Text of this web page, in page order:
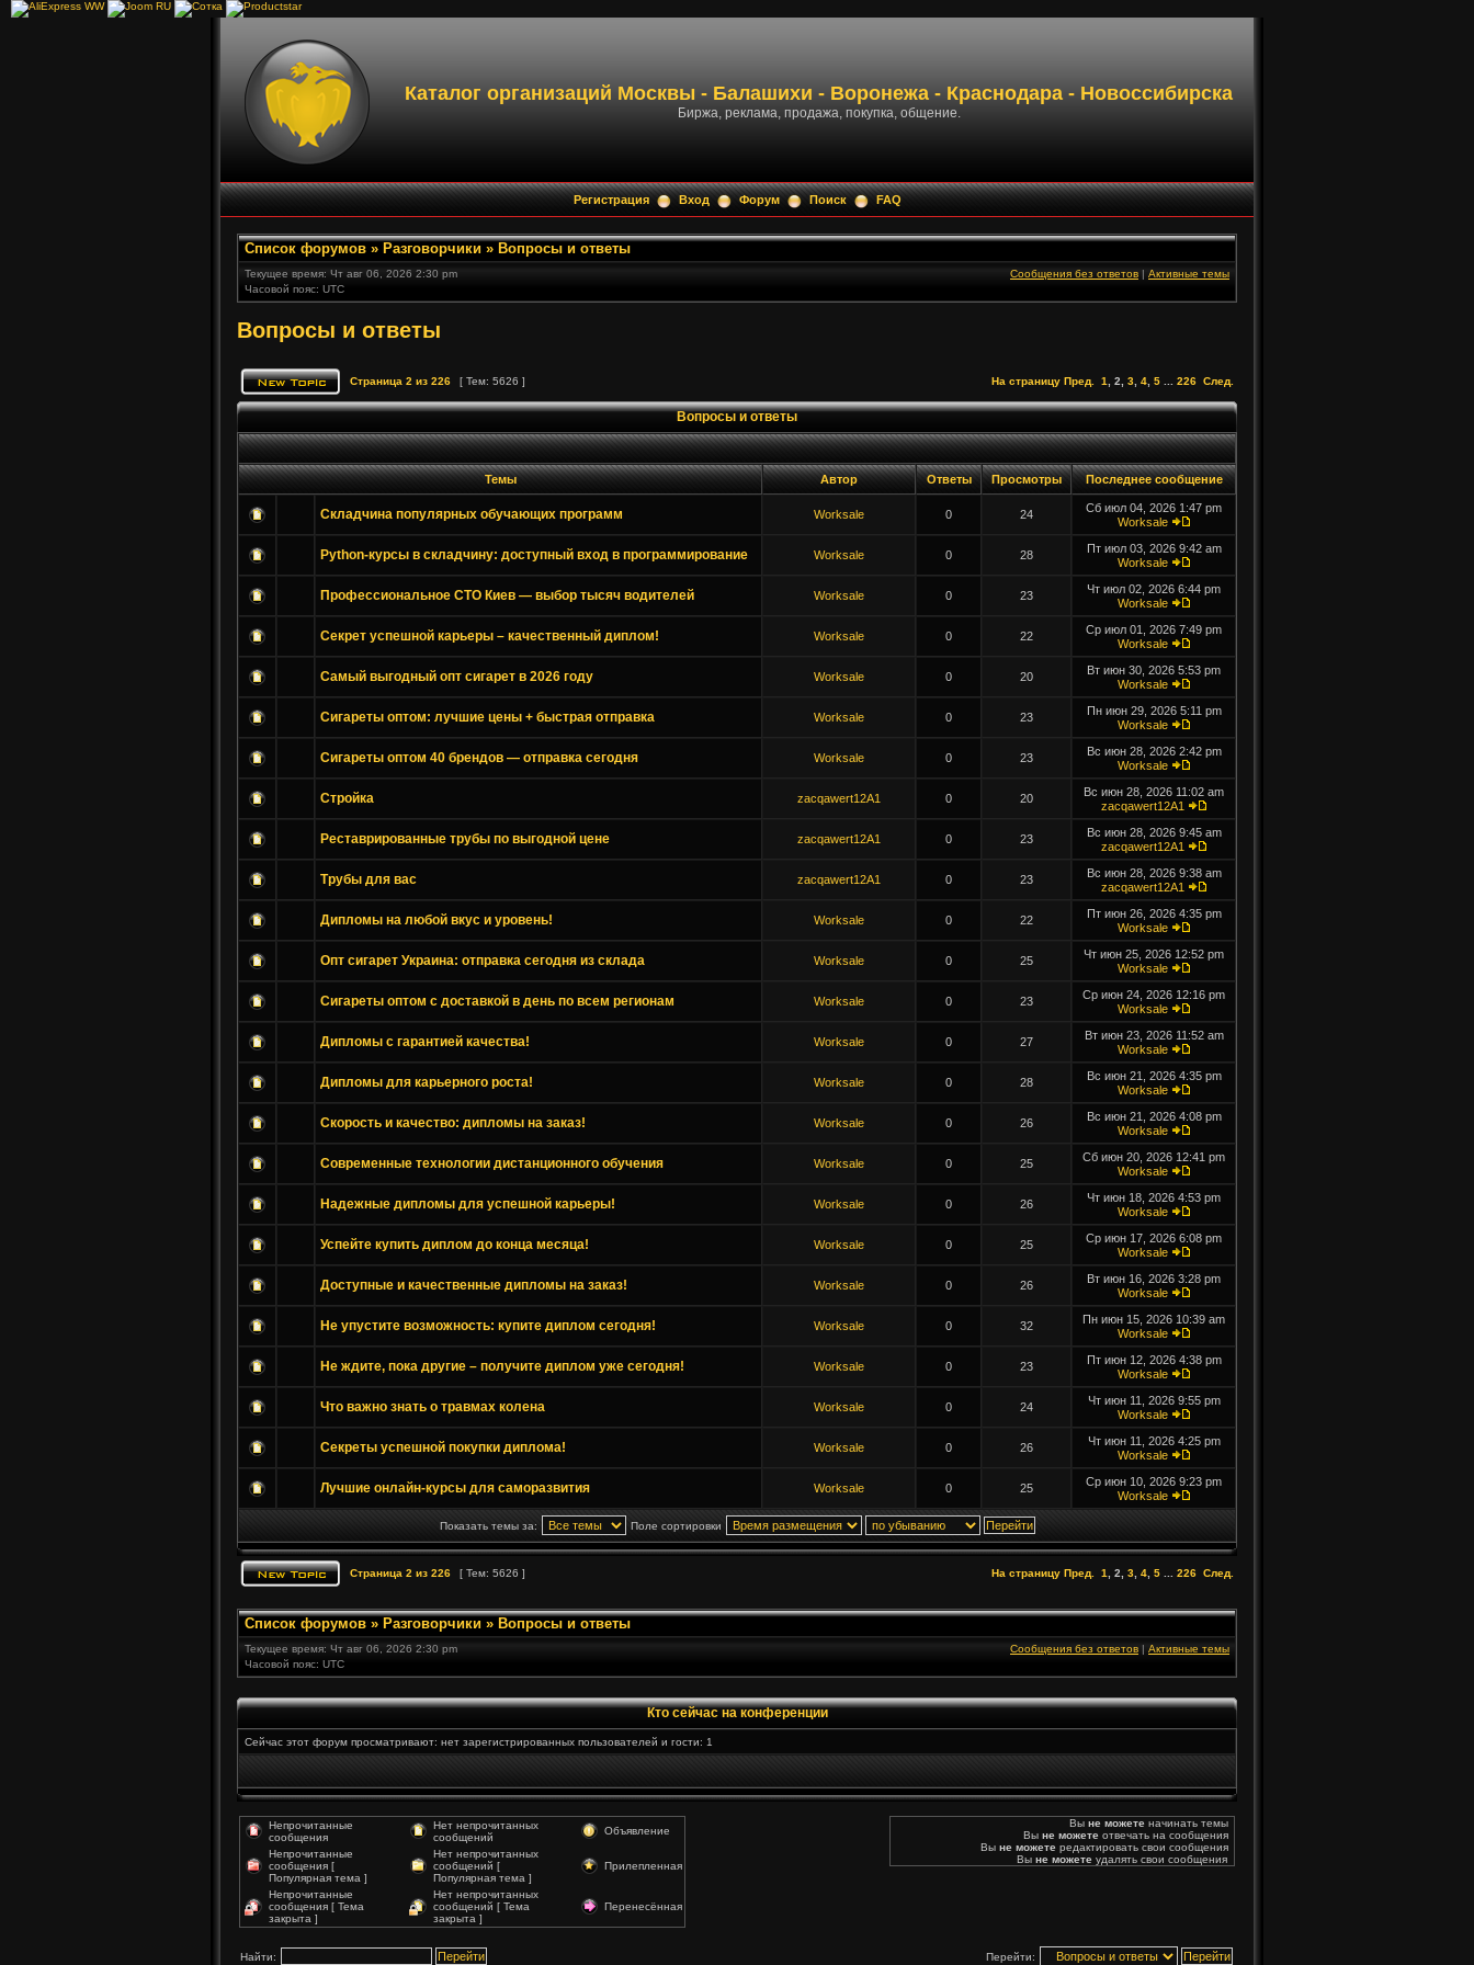
Каталог организаций Москвы - Балашихи - Воронежа - Краснодара - Новоссибирска
Биржа, реклама, продажа, покупка, общение.
Регистрация Вход Форум Поиск FAQ
Список форумов » Разговорчики » Вопросы и ответы
Текущее время: Чт авг 06, 2026 2:30 pm
Часовой пояс: UTC
Сообщения без ответов | Активные темы
Вопросы и ответы
Страница 2 из 226 [ Тем: 5626 ] На страницу Пред. 1 2 3 4 5 226 След.
Вопросы и ответы
Темы Автор Ответы Просмотры Последнее сообщение
Складчина популярных обучающих программ Worksale 0 24
Сб июл 04, 2026 1:47 pm
Worksale
Python-курсы в складчину: доступный вход в программирование Worksale 0 28
Пт июл 03, 2026 9:42 am
Worksale
Профессиональное СТО Киев — выбор тысяч водителей Worksale 0 23
Чт июл 02, 2026 6:44 pm
Worksale
Секрет успешной карьеры – качественный диплом! Worksale 0 22
Ср июл 01, 2026 7:49 pm
Worksale
Самый выгодный опт сигарет в 2026 году Worksale 0 20
Вт июн 30, 2026 5:53 pm
Worksale
Сигареты оптом: лучшие цены + быстрая отправка Worksale 0 23
Пн июн 29, 2026 5:11 pm
Worksale
Сигареты оптом 40 брендов — отправка сегодня Worksale 0 23
Вс июн 28, 2026 2:42 pm
Worksale
Стройка zacqawert12A1 0 20
Вс июн 28, 2026 11:02 am
zacqawert12A1
Реставрированные трубы по выгодной цене zacqawert12A1 0 23
Вс июн 28, 2026 9:45 am
zacqawert12A1
Трубы для вас zacqawert12A1 0 23
Вс июн 28, 2026 9:38 am
zacqawert12A1
Дипломы на любой вкус и уровень! Worksale 0 22
Пт июн 26, 2026 4:35 pm
Worksale
Опт сигарет Украина: отправка сегодня из склада Worksale 0 25
Чт июн 25, 2026 12:52 pm
Worksale
Сигареты оптом с доставкой в день по всем регионам Worksale 0 23
Ср июн 24, 2026 12:16 pm
Worksale
Дипломы с гарантией качества! Worksale 0 27
Вт июн 23, 2026 11:52 am
Worksale
Дипломы для карьерного роста! Worksale 0 28
Вс июн 21, 2026 4:35 pm
Worksale
Скорость и качество: дипломы на заказ! Worksale 0 26
Вс июн 21, 2026 4:08 pm
Worksale
Современные технологии дистанционного обучения Worksale 0 25
Сб июн 20, 2026 12:41 pm
Worksale
Надежные дипломы для успешной карьеры! Worksale 0 26
Чт июн 18, 2026 4:53 pm
Worksale
Успейте купить диплом до конца месяца! Worksale 0 25
Ср июн 17, 2026 6:08 pm
Worksale
Доступные и качественные дипломы на заказ! Worksale 0 26
Вт июн 16, 2026 3:28 pm
Worksale
Не упустите возможность: купите диплом сегодня! Worksale 0 32
Пн июн 15, 2026 10:39 am
Worksale
Не ждите, пока другие – получите диплом уже сегодня! Worksale 0 23
Пт июн 12, 2026 4:38 pm
Worksale
Что важно знать о травмах колена Worksale 0 24
Чт июн 11, 2026 9:55 pm
Worksale
Секреты успешной покупки диплома! Worksale 0 26
Чт июн 11, 2026 4:25 pm
Worksale
Лучшие онлайн-курсы для саморазвития Worksale 0 25
Ср июн 10, 2026 9:23 pm
Worksale
Показать темы за: Поле сортировки
Страница 2 из 226 [ Тем: 5626 ] На страницу Пред. 1 2 3 4 5 226 След.
Список форумов » Разговорчики » Вопросы и ответы
Текущее время: Чт авг 06, 2026 2:30 pm
Часовой пояс: UTC
Сообщения без ответов | Активные темы
Кто сейчас на конференции
Сейчас этот форум просматривают: нет зарегистрированных пользователей и гости: 1
Непрочитанные
сообщения
Нет непрочитанных
сообщений
Объявление
Непрочитанные
сообщения [
Популярная тема ]
Нет непрочитанных
сообщений [
Популярная тема ]
Прилепленная
Непрочитанные
сообщения [ Тема
закрыта ]
Нет непрочитанных
сообщений [ Тема
закрыта ]
Перенесённая
Вы не можете начинать темы
Вы не можете отвечать на сообщения
Вы не можете редактировать свои сообщения
Вы не можете удалять свои сообщения
Найти: Перейти: